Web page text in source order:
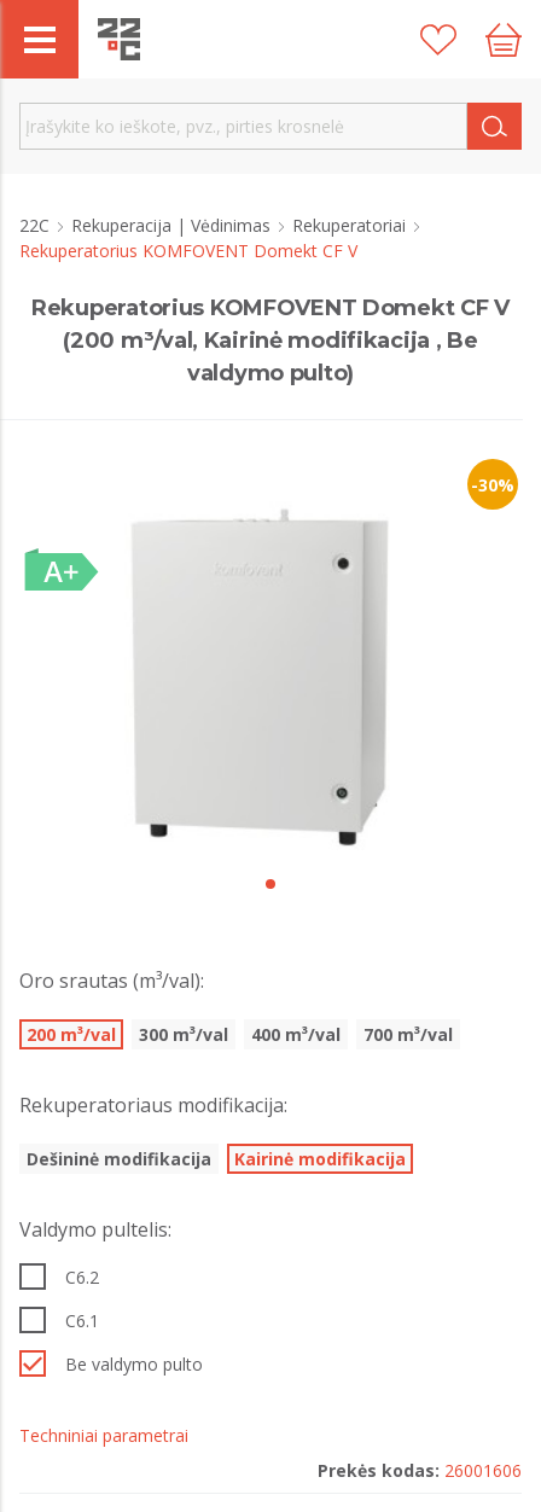
22C Rekuperacija | Vėdinimas
Rekuperatoriai
Rekuperatorius KOMFOVENT Domekt CF V
Rekuperatorius KOMFOVENT Domekt CF V
(200 m³/val, Kairinė modifikacija , Be
valdymo pulto)
-30%
Oro srautas (m³/val):
200 m³/val 300 m³/val 400 m³/val 700 m³/val
Rekuperatoriaus modifikacija:
Dešininė modifikacija Kairinė modifikacija
Valdymo pultelis:
C6.2
C6.1
Be valdymo pulto
Techniniai parametrai
Prekės kodas: 26001606